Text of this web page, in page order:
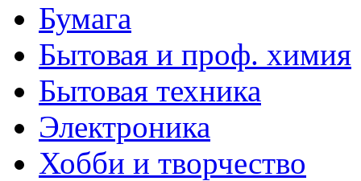
Бумага
Бытовая и проф. химия
Бытовая техника
Электроника
Хобби и творчество